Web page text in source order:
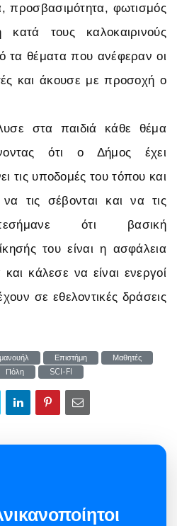
προσβασιμότητα, φωτισμός
τους καλοκαιρινούς
τα θέματα που ανέφεραν οι
και άκουσε με προσοχή ο
στα παιδιά κάθε θέμα
ότι ο Δήμος έχει
τις υποδομές του τόπου και
να τις σέβονται και να τις
ότι βασική
του είναι η ασφάλεια
κάλεσε να είναι ενεργοί
σε εθελοντικές δράσεις
Επιστήμη
Μαθητές
Πόλη SCI-FI